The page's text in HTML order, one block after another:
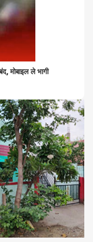
मोबाइल ले भागी